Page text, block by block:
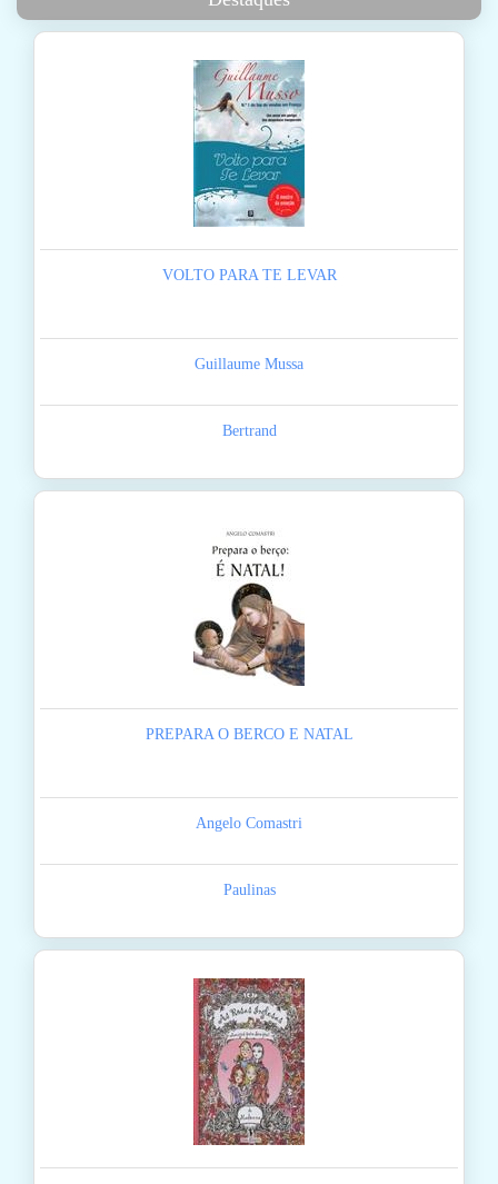
VOLTO PARA TE LEVAR
Guillaume Mussa
Bertrand
PREPARA O BERCO E NATAL
Angelo Comastri
Paulinas